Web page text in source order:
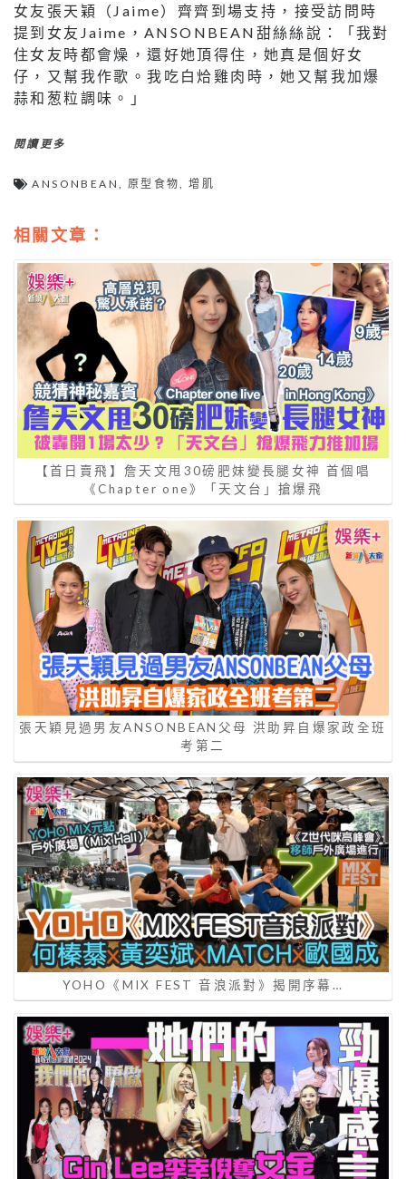
女友張天穎（Jaime）齊齊到場支持，接受訪問時
提到女友Jaime，ANSONBEAN甜絲絲說：「我對
住女友時都會燥，還好她頂得住，她真是個好女
仔，又幫我作歌。我吃白烚雞肉時，她又幫我加爆
蒜和葱粒調味。」
閱讀更多
ANSONBEAN 原型食物 ,增肌
相關文章：
【首日賣飛】詹天文甩30磅肥妹變長腿女神 首個唱
《Chapter one》「天文台」搶爆飛
張天穎見過男友ANSONBEAN父母 洪助昇自爆家政全班
考第二
YOHO《MIX FEST 音浪派對》揭開序幕…